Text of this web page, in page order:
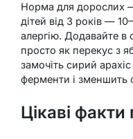
Норма для дорослих
дітей від 3 років —
алергію. Додавайте в
просто як перекус з
замочіть сирий
ферменти і зменшить
Цікаві факти